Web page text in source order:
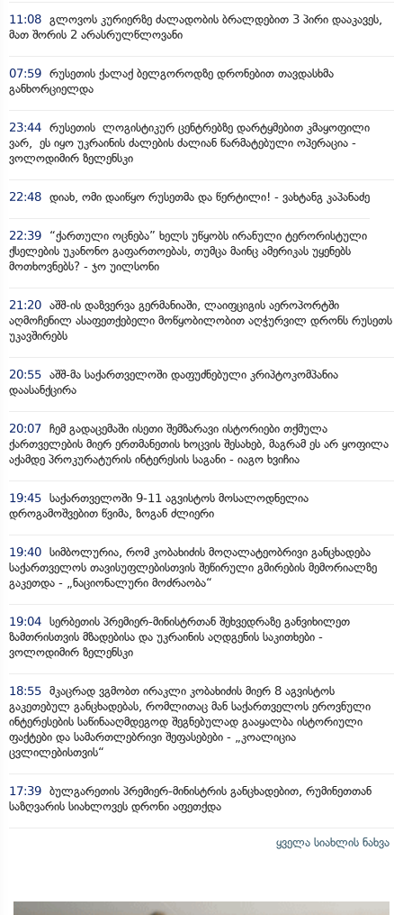
11:08 გლოვოს კურიერზე ძალადობის ბრალდებით 3 პირი დააკავეს,
მათ შორის 2 არასრულწლოვანი
07:59 რუსეთის ქალაქ ბელგოროდზე დრონებით თავდასხმა
განხორციელდა
23:44 რუსეთის ლოგისტიკურ ცენტრებზე დარტყმებით კმაყოფილი
ვარ, ეს იყო უკრაინის ძალების ძალიან წარმატებული ოპერაცია -
ვოლოდიმირ ზელენსკი
22:48 დიახ, ომი დაიწყო რუსეთმა და წერტილი! - ვახტანგ კაპანაძე
22:39
“ქართული ოცნება” ხელს უწყობს ირანული ტერორისტული
ქსელების უკანონო გაფართოებას, თუმცა მაინც ამერიკას უყენებს
მოთხოვნებს? - ჯო უილსონი
21:20 აშშ-ის დაზვერვა გერმანიაში, ლაიფციგის აეროპორტში
აღმოჩენილ ასაფეთქებელი მოწყობილობით აღჭურვილ დრონს რუსეთს
უკავშირებს
20:55 აშშ-მა საქართველოში დაფუძნებული კრიპტოკომპანია
დაასანქცირა
20:07 ჩემ გადაცემაში ისეთი შემზარავი ისტორიები თქმულა
ქართველების მიერ ერთმანეთის ხოცვის შესახებ, მაგრამ ეს არ ყოფილა
აქამდე პროკურატურის ინტერესის საგანი - იაგო ხვიჩია
19:45 საქართველოში 9-11 აგვისტოს მოსალოდნელია
დროგამოშვებით წვიმა, ზოგან ძლიერი
19:40 სიმბოლურია, რომ კობახიძის მოღალატეობრივი განცხადება
საქართველოს თავისუფლებისთვის შეწირული გმირების მემორიალზე
გაკეთდა - „ნაციონალური მოძრაობა“
19:04 სერბეთის პრემიერ-მინისტრთან შეხვედრაზე განვიხილეთ
ზამთრისთვის მზადებისა და უკრაინის აღდგენის საკითხები -
ვოლოდიმირ ზელენსკი
18:55 მკაცრად ვგმობთ ირაკლი კობახიძის მიერ 8 აგვისტოს
გაკეთებულ განცხადებას, რომლითაც მან საქართველოს ეროვნული
ინტერესების საწინააღმდეგოდ შეგნებულად გააყალბა ისტორიული
ფაქტები და სამართლებრივი შეფასებები - „კოალიცია
ცვლილებისთვის“
17:39 ბულგარეთის პრემიერ-მინისტრის განცხადებით, რუმინეთთან
საზღვარის სიახლოვეს დრონი აფეთქდა
ყველა სიახლის ნახვა